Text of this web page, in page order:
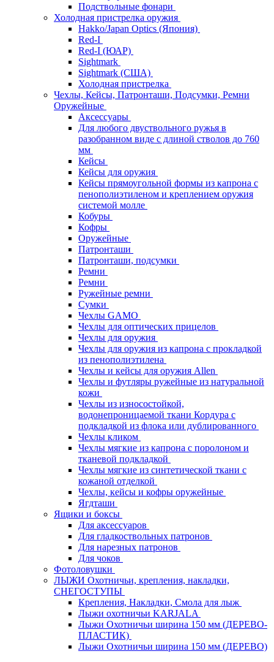
Подствольные фонари
Холодная пристрелка оружия
Hakko/Japan Optics (Япония)
Red-I
Red-I (ЮАР)
Sightmark
Sightmark (США)
Холодная пристрелка
Чехлы, Кейсы, Патронташи, Подсумки, Ремни
Оружейные
Аксессуары
Для любого двуствольного ружья в
разобранном виде с длиной стволов до 760
мм
Кейсы
Кейсы для оружия
Кейсы прямоугольной формы из капрона с
пенополиэтиленом и креплением оружия
системой молле
Кобуры
Кофры
Оружейные
Патронташи
Патронташи, подсумки
Ремни
Ремни
Ружейные ремни
Сумки
Чехлы GAMO
Чехлы для оптических прицелов
Чехлы для оружия
Чехлы для оружия из капрона с прокладкой
из пенополиэтилена
Чехлы и кейсы для оружия Allen
Чехлы и футляры ружейные из натуральной
кожи
Чехлы из износостойкой,
водонепроницаемой ткани Кордура с
подкладкой из флока или дублированного
Чехлы кликом
Чехлы мягкие из капрона с поролоном и
тканевой подкладкой
Чехлы мягкие из синтетической ткани с
кожаной отделкой
Чехлы, кейсы и кофры оружейные
Ягдташи
Ящики и боксы
Для аксессуаров
Для гладкоствольных патронов
Для нарезных патронов
Для чоков
Фотоловушки
ЛЫЖИ Охотничьи, крепления, накладки,
СНЕГОСТУПЫ
Крепления, Накладки, Смола для лыж
Лыжи охотничьи KARJALA
Лыжи Охотничьи ширина 150 мм (ДЕРЕВО-
ПЛАСТИК)
Лыжи Охотничьи ширина 150 мм (ДЕРЕВО)